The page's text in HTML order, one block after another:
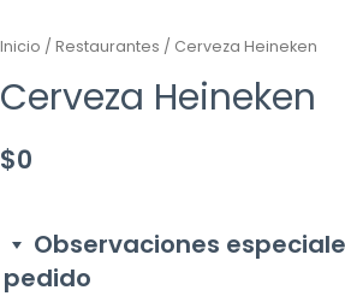
Inicio / Restaurantes / Cerveza Heineken
Cerveza Heineken
$0
Observaciones
pedido